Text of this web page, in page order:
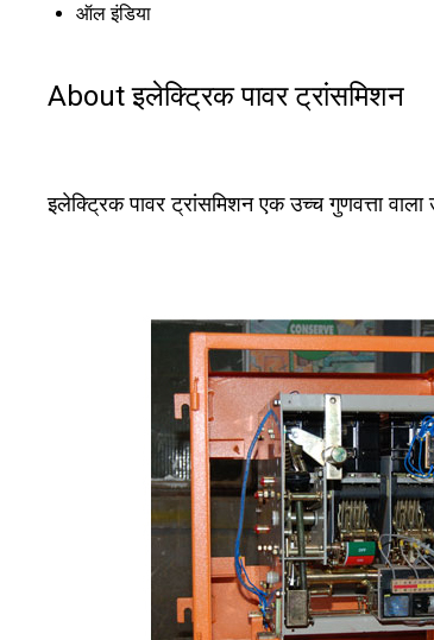
ऑल इंडिया
About इलेक्ट्रिक पावर ट्रांसमिशन
इलेक्ट्रिक पावर ट्रांसमिशन एक उच्च गुणवत्ता